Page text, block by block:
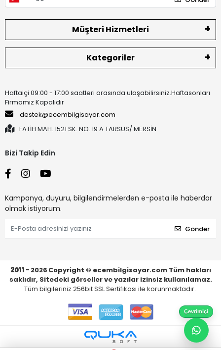
Müşteri Hizmetleri
Kategoriler
Haftaiçi 09:00 - 17:00 saatleri arasında ulaşabilirsiniz.Haftasonları
Firmamız Kapalıdır
destek@ecembilgisayar.com
FATİH MAH. 1521 SK. NO: 19 A TARSUS/ MERSİN
Bizi Takip Edin
Kampanya, duyuru, bilgilendirmelerden e-posta ile haberdar
olmak istiyorum.
Gönder
2011 - 2026 Copyright © ecembilgisayar.com Tüm hakları
saklıdır, Sitedeki görseller ve yazılar izinsiz kullanılamaz.
Tüm bilgileriniz 256bit SSL Sertifikası ile korunmaktadır.
Çevrimiçi